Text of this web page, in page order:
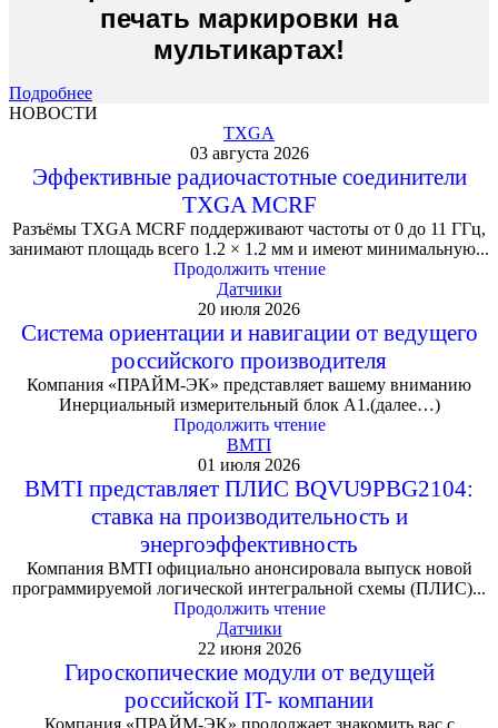
печать маркировки на
мультикартах!
Подробнее
НОВОСТИ
TXGA
03 августа 2026
Эффективные радиочастотные соединители
TXGA MCRF
Разъёмы TXGA MCRF поддерживают частоты от 0 до 11 ГГц,
занимают площадь всего 1.2 × 1.2 мм и имеют минимальную...
Продолжить чтение
Датчики
20 июля 2026
Система ориентации и навигации от ведущего
российского производителя
Компания «ПРАЙМ-ЭК» представляет вашему вниманию
Инерциальный измерительный блок А1.(далее…)
Продолжить чтение
BMTI
01 июля 2026
BMTI представляет ПЛИС BQVU9PBG2104:
ставка на производительность и
энергоэффективность
Компания BMTI официально анонсировала выпуск новой
программируемой логической интегральной схемы (ПЛИС)...
Продолжить чтение
Датчики
22 июня 2026
Гироскопические модули от ведущей
российской IT- компании
Компания «ПРАЙМ-ЭК» продолжает знакомить вас с